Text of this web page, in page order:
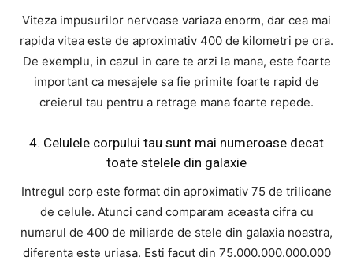
Viteza impusurilor nervoase variaza enorm, dar cea mai
rapida vitea este de aproximativ 400 de kilometri pe ora.
De exemplu, in cazul in care te arzi la mana, este foarte
important ca mesajele sa fie primite foarte rapid de
creierul tau pentru a retrage mana foarte repede.
4. Celulele corpului tau sunt mai numeroase decat
toate stelele din galaxie
Intregul corp este format din aproximativ 75 de trilioane
de celule. Atunci cand comparam aceasta cifra cu
numarul de 400 de miliarde de stele din galaxia noastra,
diferenta este uriasa. Esti facut din 75.000.000.000.000